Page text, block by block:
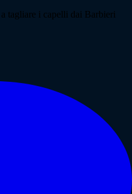
tagliare i capelli dai Barbieri